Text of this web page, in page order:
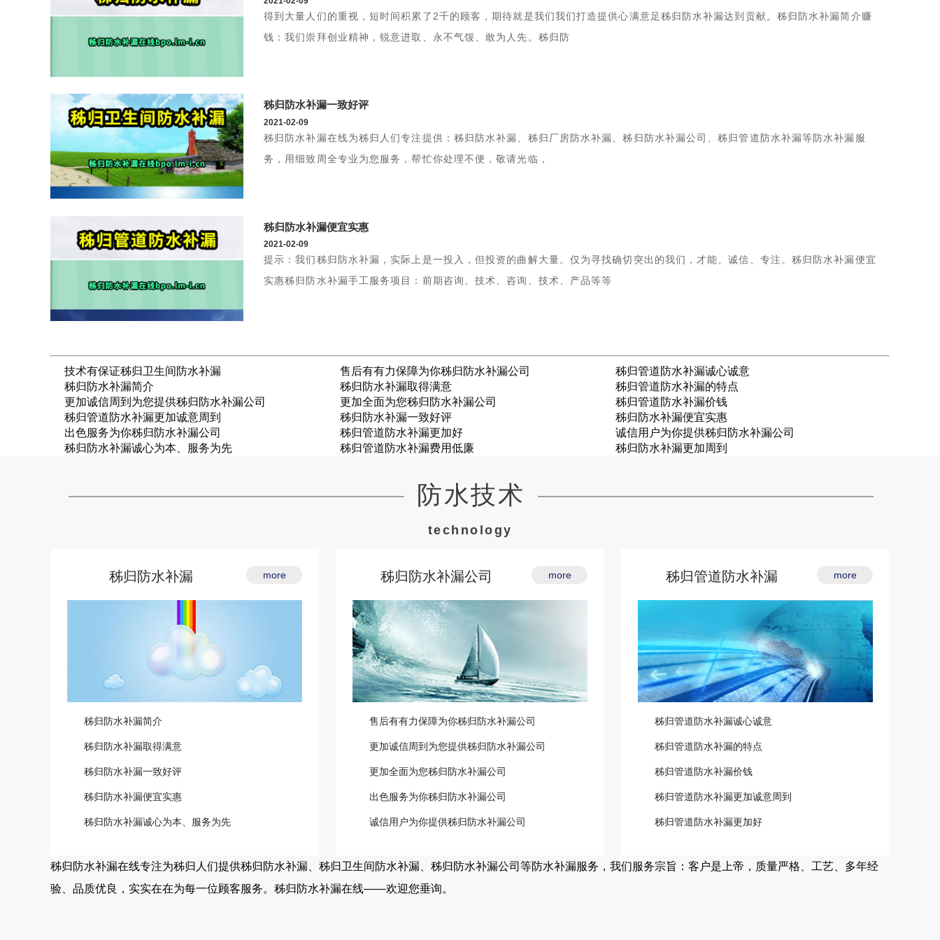
得到大量人们的重视，短时间积累了2千的顾客，期待就是我们我们打造提供心满意足秭归防水补漏达到贡献。秭归防水补漏简介赚
钱：我们崇拜创业精神，锐意进取、永不气馁、敢为人先。秭归防
秭归防水补漏一致好评
2021-02-09
秭归防水补漏在线为秭归人们专注提供：秭归防水补漏、秭归厂房防水补漏、秭归防水补漏公司、秭归管道防水补漏等防水补漏服
务，用细致周全专业为您服务，帮忙你处理不便，敬请光临，
秭归防水补漏便宜实惠
2021-02-09
提示：我们秭归防水补漏，实际上是一投入，但投资的曲解大量。仅为寻找确切突出的我们，才能、诚信、专注。秭归防水补漏便宜
实惠秭归防水补漏手工服务项目：前期咨询、技术、咨询、技术、产品等等
技术有保证秭归卫生间防水补漏 售后有有力保障为你秭归防水补漏公司
秭归管道防水补漏诚心诚意
秭归防水补漏简介
秭归防水补漏取得满意
秭归管道防水补漏的特点
更加诚信周到为您提供秭归防水补漏公司
更加全面为您秭归防水补漏公司
秭归管道防水补漏价钱
秭归管道防水补漏更加诚意周到
秭归防水补漏一致好评
秭归防水补漏便宜实惠
出色服务为你秭归防水补漏公司
秭归管道防水补漏更加好
诚信用户为你提供秭归防水补漏公司
秭归防水补漏诚心为本、服务为先
秭归管道防水补漏费用低廉 秭归防水补漏更加周到
防水技术
technology
秭归防水补漏 more
秭归防水补漏简介
秭归防水补漏取得满意
秭归防水补漏一致好评
秭归防水补漏便宜实惠
秭归防水补漏诚心为本、服务为先
秭归防水补漏公司 more
售后有有力保障为你秭归防水补漏公司
更加诚信周到为您提供秭归防水补漏公司
更加全面为您秭归防水补漏公司
出色服务为你秭归防水补漏公司
诚信用户为你提供秭归防水补漏公司
秭归管道防水补漏 more
秭归管道防水补漏诚心诚意
秭归管道防水补漏的特点
秭归管道防水补漏价钱
秭归管道防水补漏更加诚意周到
秭归管道防水补漏更加好
秭归防水补漏在线专注为秭归人们提供秭归防水补漏、秭归卫生间防水补漏、秭归防水补漏公司等防水补漏服务，我们服务宗旨：客户是上帝，质量严格、工艺、多年经
验、品质优良，实实在在为每一位顾客服务。秭归防水补漏在线——欢迎您垂询。